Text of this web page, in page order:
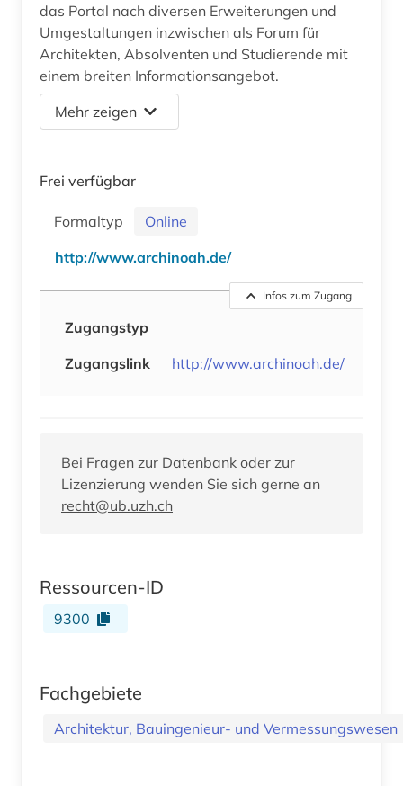
das Portal nach diversen Erweiterungen und
Umgestaltungen inzwischen als Forum für
Architekten, Absolventen und Studierende mit
einem breiten Informationsangebot.
Mehr zeigen
Frei verfügbar
Formaltyp
Online
http://www.archinoah.de/
Infos zum Zugang
Zugangstyp
Zugangslink
http://www.archinoah.de/
Bei Fragen zur Datenbank oder zur
Lizenzierung wenden Sie sich gerne an
recht@ub.uzh.ch
Ressourcen-ID
9300
Fachgebiete
Architektur, Bauingenieur- und Vermessungswesen